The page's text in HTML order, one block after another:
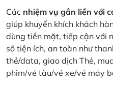
Các nhiệm vụ gắn liền với
giúp khuyến khích khách
dùng tiền mặt, tiếp cận với
số tiện ích, an toàn như
thẻ/data, giao dịch Thẻ,
phim/vé tàu/vé xe/vé máy